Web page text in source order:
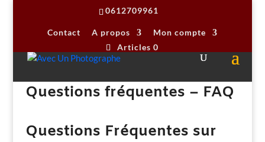
0612709961
Contact A propos
Mon compte
Articles 0
Questions fréquentes – FAQ
Questions Fréquentes sur